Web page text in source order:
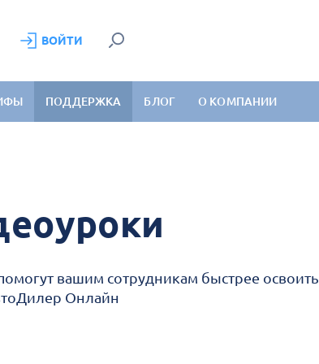
ВОЙТИ
ПОДДЕРЖКА БЛОГ О КОМПАНИИ
вашим сотрудникам быстрее освоить
Онлайн